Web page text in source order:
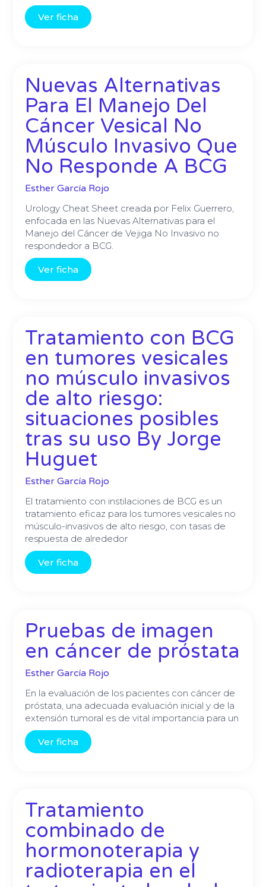
Ver ficha
Nuevas Alternativas
Para El Manejo Del
Cáncer Vesical No
Músculo Invasivo Que
No Responde A BCG
Esther García Rojo
Urology Cheat Sheet creada por Felix Guerrero,
enfocada en las Nuevas Alternativas para el
Manejo del Cáncer de Vejiga No Invasivo no
respondedor a BCG.
Ver ficha
Tratamiento con BCG
en tumores vesicales
no músculo invasivos
de alto riesgo:
situaciones posibles
tras su uso By Jorge
Huguet
Esther García Rojo
El tratamiento con instilaciones de BCG es un
tratamiento eficaz para los tumores vesicales no
músculo-invasivos de alto riesgo, con tasas de
respuesta de alrededor
Ver ficha
Pruebas de imagen
en cáncer de próstata
Esther García Rojo
En la evaluación de los pacientes con cáncer de
próstata, una adecuada evaluación inicial y de la
extensión tumoral es de vital importancia para un
Ver ficha
Tratamiento
combinado de
hormonoterapia y
radioterapia en el